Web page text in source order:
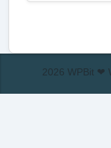
2026 WPBit ❤